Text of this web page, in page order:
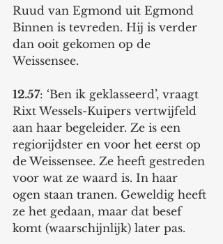
Ruud van Egmond uit Egmond
Binnen is tevreden. Hij is verder
dan ooit gekomen op de
Weissensee.
12.57: ‘Ben ik geklasseerd’, vraagt
Rixt Wessels-Kuipers vertwijfeld
aan haar begeleider. Ze is een
regiorijdster en voor het eerst op
de Weissensee. Ze heeft gestreden
voor wat ze waard is. In haar
ogen staan tranen. Geweldig heeft
ze het gedaan, maar dat besef
komt (waarschijnlijk) later pas.